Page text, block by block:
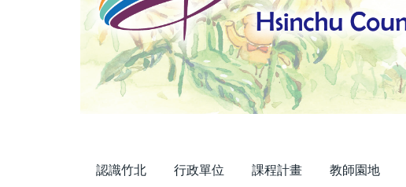
認識竹北 行政單位 課程計畫 教師園地